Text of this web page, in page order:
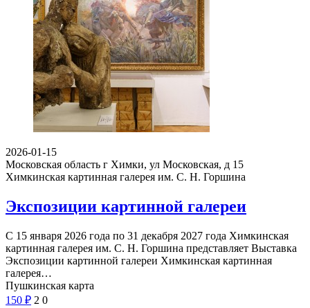
2026-01-15
Московская область г Химки, ул Московская, д 15
Химкинская картинная галерея им. С. Н. Горшина
Экспозиции картинной галереи
С 15 января 2026 года по 31 декабря 2027 года Химкинская
картинная галерея им. С. Н. Горшина представляет Выставка
Экспозиции картинной галереи Химкинская картинная
галерея…
Пушкинская карта
150 ₽ 2 0